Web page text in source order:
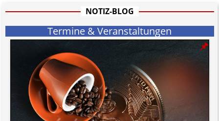
Bitte beachten Sie in dem Zusammenhang auch unsereAGB.
NOTIZ-BLOG
Termine & Veranstaltungen